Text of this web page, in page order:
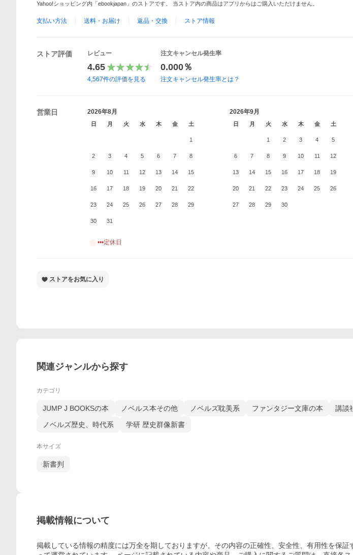
Yahoo!ショッピング内「ebookjapan」のストアです。 当ストア内の商品はアプリからはご購入いただけません。
支払い方法 送料・お届け 返品・交換 ストア情報
ストア評価 レビュー
4.65
4,567件の評価を見る
注文キャンセル発生率
0.000％
注文キャンセル発生率とは？
営業日 2026年8月
日 月 火 水 木 金 土
1
2 3 4 5 6 7 8
9 10 11 12 13 14 15
16 17 18 19 20 21 22
23 24 25 26 27 28 29
30 31
2026年9月
日 月 火 水 木 金 土
1 2 3 4 5
6 7 8 9 10 11 12
13 14 15 16 17 18 19
20 21 22 23 24 25 26
27 28 29 30
•••定休日
ストアをお気に入り
関連ジャンルから探す
カテゴリ
JUMP J BOOKSの本 ノベルス本その他 ノベルズ耽美系 ファンタジー文庫の本 講談
ノベルズ歴史、時代系
学研 歴史群像新書
本サイズ
新書判
掲載情報について
掲載している情報の精度には万全を期しておりますが、その内容の正確性、安全性、有用性を保